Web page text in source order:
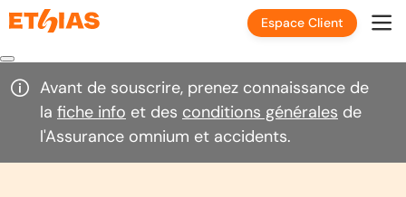
Espace Client
Avant de souscrire, prenez connaissance de
la fiche info et des conditions générales de
l'Assurance omnium et accidents.